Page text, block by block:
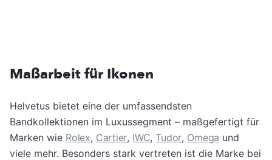
Maßarbeit für Ikonen
Helvetus bietet eine der umfassendsten
Bandkollektionen im Luxussegment – maßgefertigt für
Marken wie Rolex, Cartier, IWC, Tudor, Omega und
viele mehr. Besonders stark vertreten ist die Marke bei